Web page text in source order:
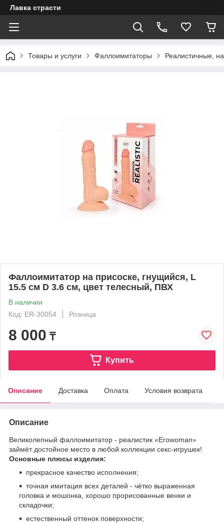
Лавка страсти
Товары и услуги Фаллоимитаторы Реалистичные,
Фаллоимитатор на присоске, гнущийся, L
15.5 см D 3.6 см, цвет телесный, ПВХ
В наличии
Код: ER-30054
Розница
8 000 ₸
Купить
Описание Доставка Оплата Условия возврата
Описание
Великолепный фаллоимитатор - реалистик «Erowoman»
займёт достойное место в любой коллекции секс-игрушек!
Основные плюсы изделия:
прекрасное качество исполнения;
точная имитация всех деталей - чётко выраженная
головка и мошонка, хорошо прорисованные венки и
складочки;
естественный оттенок поверхности;